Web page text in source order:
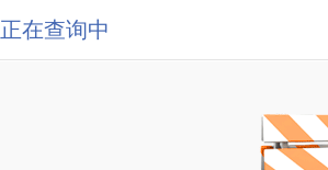
正在查询中